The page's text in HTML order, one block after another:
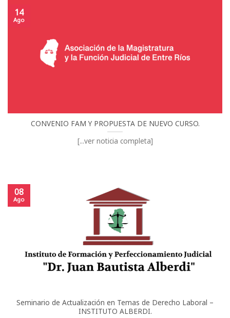
CONVENIO FAM Y PROPUESTA DE NUEVO CURSO.
[...ver noticia completa]
14
Ago
Seminario de Actualización en Temas de Derecho Laboral –
INSTITUTO ALBERDI.
08
Ago